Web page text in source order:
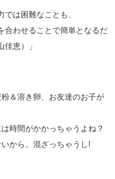
では困難なことも、
合わせることで簡単となるだ
佳恵）」
＆溶き卵、お友達のお子が
時間がかかっちゃうよね？
いから。混ざっちゃうし!